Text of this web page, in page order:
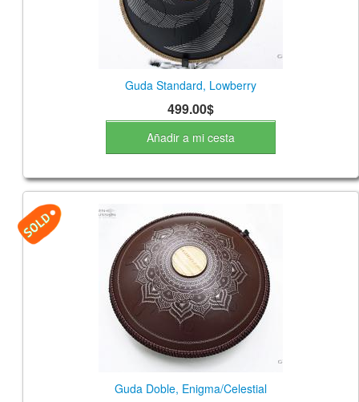
Guda Standard, Lowberry
499.00$
Añadir a mi cesta
Guda Doble, Enigma/Celestial